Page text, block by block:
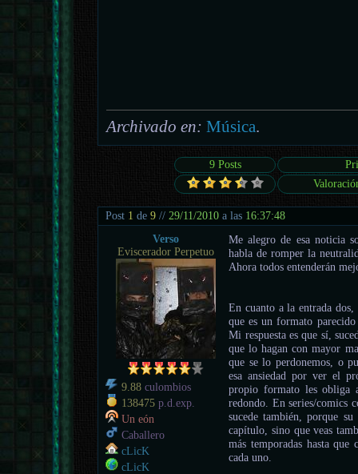
Archivado en: Música.
9 Posts
Post 1 de9 // 29/11/2010 a las 16:37:48
Verso
Eviscerador Perpetuo
9.88 culombios
138475 p.d.exp.
Un eón
Caballero
cLicK
cLicK
Me alegro de esa noticia
habla de romper la
Ahora todos entenderán
En cuanto a la entrada
que es un formato
Mi respuesta es que sí,
que lo hagan con mayor
que se lo perdonemos, o
esa ansiedad por ver el
propio formato les obliga
redondo. En series/comics
sucede también, porque
capítulo, sino que veas
más temporadas hasta
cada uno.